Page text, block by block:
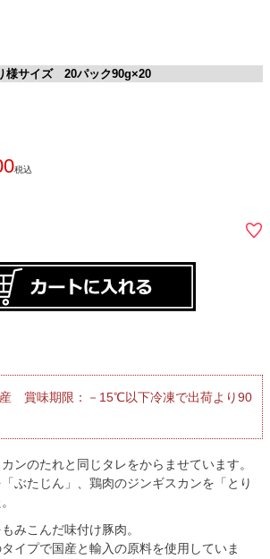
様サイズ 20パック90g×20
税込
賞味期限：－15℃以下冷凍で出荷より90
ンのたれと同じタレをからませています。
ぶたじん」、鶏肉のジンギスカンを「とり
みこんだ味付け豚肉。
イプで国産と輸入の原料を使用していま